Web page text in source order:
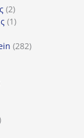
22
προϊόντα
11
282282